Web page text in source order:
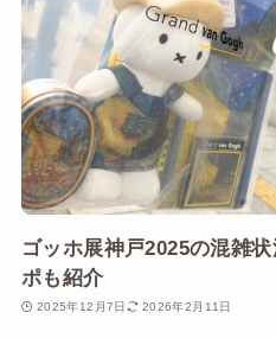
ゴッホ展神戸2025の混雑
ポも紹介
2025年12月7日 2026年2月11日